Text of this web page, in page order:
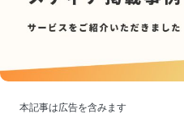
本記事は広告を含みます